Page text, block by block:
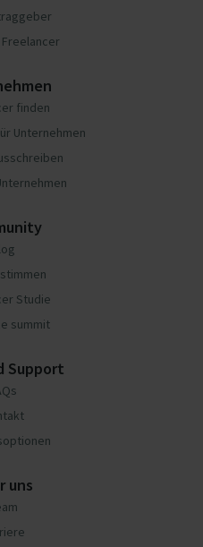
finden
Unternehmen
Studie
summit
Support
uns